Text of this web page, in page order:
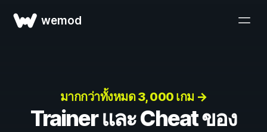
wemod
มากกว่าทั้งหมด 3, 000 เกม →
Trainer และ Cheat ของ